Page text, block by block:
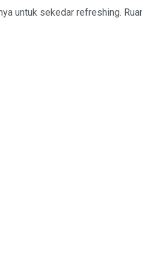
untuk sekedar refreshing.